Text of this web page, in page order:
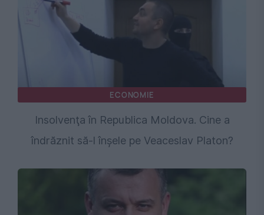
ECONOMIE
Insolvenţa în Republica Moldova. Cine a
îndrăznit să-l înşele pe Veaceslav Platon?